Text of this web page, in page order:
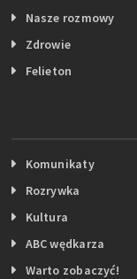
Nasze rozmowy
Zdrowie
Felieton
Komunikaty
Rozrywka
Kultura
ABC wędkarza
Warto zobaczyć!